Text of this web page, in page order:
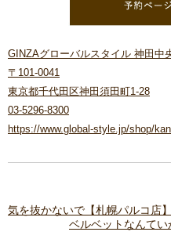
GINZAグローバルスタイル 神田中
〒101-0041
東京都千代田区神田須田町1-28
03-5296-8300
https://www.global-style.jp/shop/
気を抜かないで【札幌パルコ店】
ベルベットなんてい